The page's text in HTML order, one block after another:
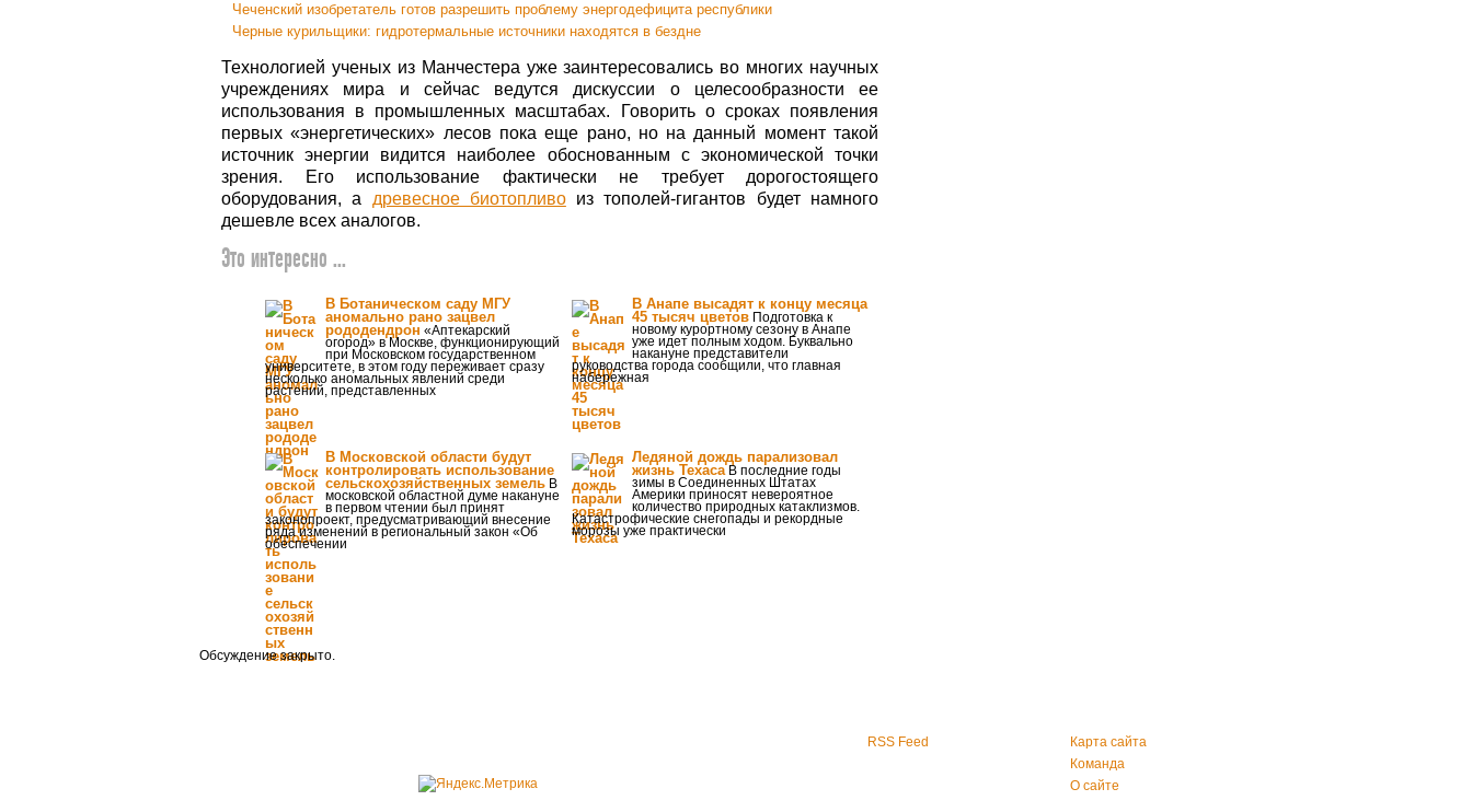
Чеченский изобретатель готов разрешить проблему энергодефицита республики
Черные курильщики: гидротермальные источники находятся в бездне
Технологией ученых из Манчестера уже заинтересовались во многих научных
учреждениях мира и сейчас ведутся дискуссии о целесообразности ее
использования в промышленных масштабах. Говорить о сроках появления
первых «энергетических» лесов пока еще рано, но на данный момент такой
источник энергии видится наиболее обоснованным с экономической точки
зрения. Его использование фактически не требует дорогостоящего
оборудования, а древесное биотопливоиз тополей-гигантов будет намного
дешевле всех аналогов.
Это интересно ...
В Ботаническом саду МГУ
аномально рано зацвел
рододендрон «Аптекарский
огород» в Москве, функционирующий
при Московском государственном
университете, в этом году переживает сразу
несколько аномальных явлений среди
растений, представленных
В Анапе высадят к концу месяца
45 тысяч цветов Подготовка к
новому курортному сезону в Анапе
уже идет полным ходом. Буквально
накануне представители
руководства города сообщили, что главная
набережная
В Московской области будут
контролировать использование
сельскохозяйственных земель В
московской областной думе накануне
в первом чтении был принят
законопроект, предусматривающий внесение
ряда изменений в региональный закон «Об
обеспечении
Ледяной дождь парализовал
жизнь ТехасаВ последние годы
зимы в Соединенных Штатах
Америки приносят невероятное
количество природных катаклизмов.
Катастрофические снегопады и рекордные
морозы уже практически
Обсуждение закрыто.
Карта сайта
Команда
О сайте
RSS Feed